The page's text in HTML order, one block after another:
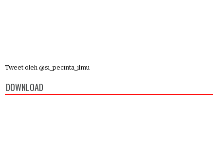
Tweet oleh @si_pecinta_ilmu
DOWNLOAD